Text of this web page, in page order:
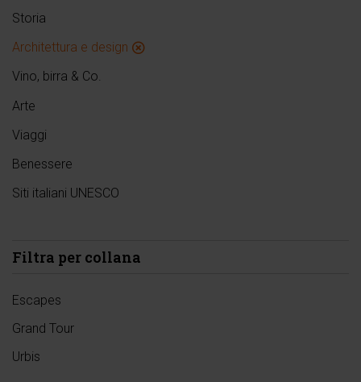
Storia
Architettura e design
Vino, birra & Co.
Arte
Viaggi
Benessere
Siti italiani UNESCO
Filtra per collana
Escapes
Grand Tour
Urbis